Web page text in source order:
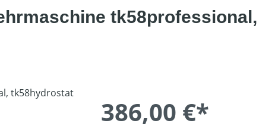
tk58professional,
386,00 €*